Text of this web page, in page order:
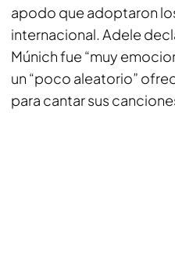
apodo que adoptaron
internacional. Adele
Múnich fue “muy
un “poco aleatorio”
para cantar sus